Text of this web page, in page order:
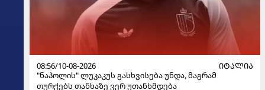
08:56/10-08-2026
ᲘᲢᲐᲚᲘᲐ
"ნაპოლის" ლუკაკუს გასხვისება უნდა, მაგრამ
თურქებს თანხაზე ვერ უთანხმდება